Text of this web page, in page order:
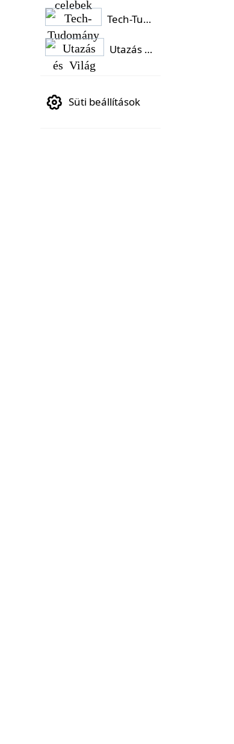
Tech-Tudomány
Utazás és Világ
Süti beállítások